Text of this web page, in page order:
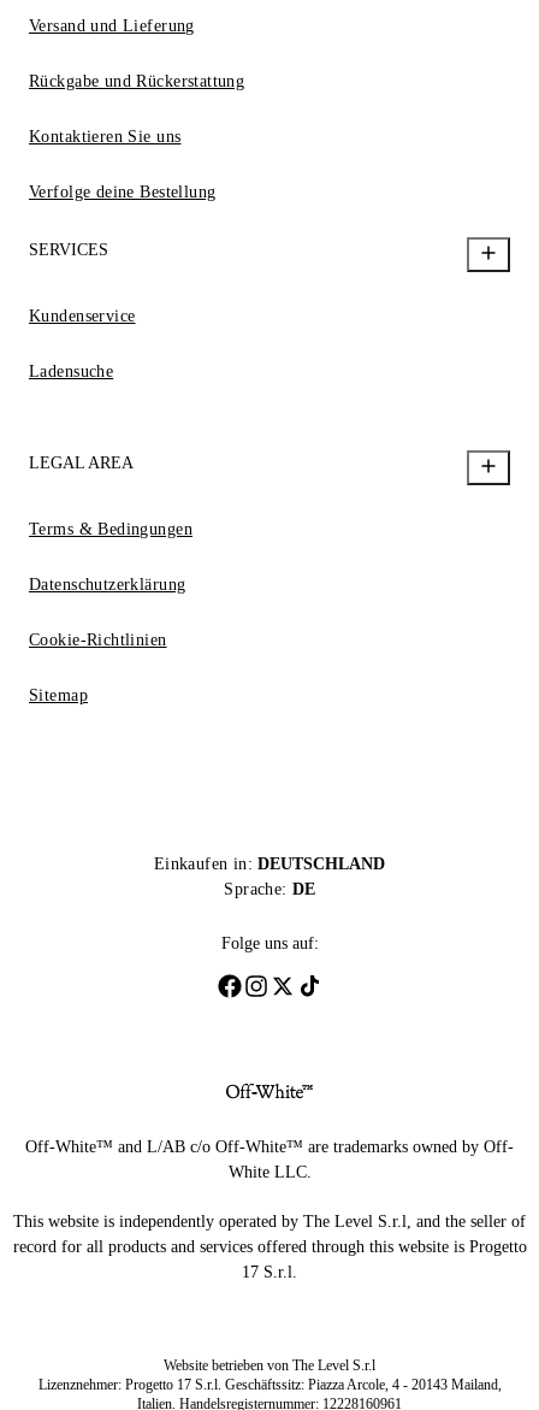
Versand und Lieferung
Rückgabe und Rückerstattung
Kontaktieren Sie uns
Verfolge deine Bestellung
SERVICES
Kundenservice
Ladensuche
LEGAL AREA
Terms & Bedingungen
Datenschutzerklärung
Cookie-Richtlinien
Sitemap
Einkaufen in: DEUTSCHLAND
Sprache: DE
Folge uns auf:
Off-White™ and L/AB c/o Off-White™ are trademarks owned by Off-
White LLC.
This website is independently operated by The Level S.r.l, and the seller of
record for all products and services offered through this website is Progetto
17 S.r.l.
Website betrieben von The Level S.r.l
Lizenznehmer: Progetto 17 S.r.l. Geschäftssitz: Piazza Arcole, 4 - 20143 Mailand,
Italien. Handelsregisternummer: 12228160961